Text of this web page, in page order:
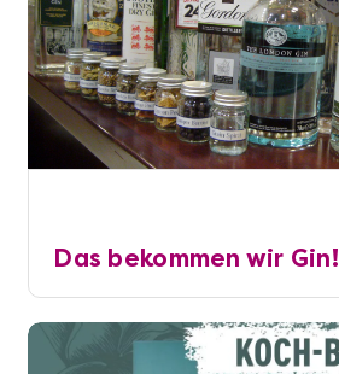
Das bekommen wir Gin!